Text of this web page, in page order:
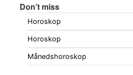
Don’t miss
Horoskop
Horoskop
Månedshoroskop